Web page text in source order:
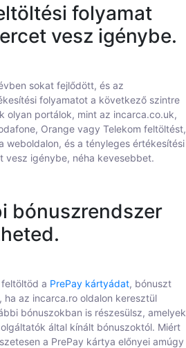
folyamat
vesz igénybe.
sokat fejlődött, és az
folyamatot a következő szintre
olyan portálok, mint az incarca.co.uk,
Orange vagy Telekom feltöltést,
weboldalon, és a tényleges értékesítési
vesz igénybe, néha kevesebbet.
bónuszrendszer
a PrePay kártyádat, bónuszt
az incarca.ro oldalon keresztül
bónuszokban is részesülsz, amelyek
által kínált bónuszoktól. Miért
a PrePay kártya előnyei amúgy